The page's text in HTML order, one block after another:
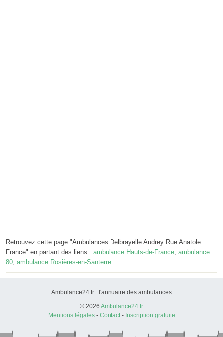
Retrouvez cette page "Ambulances Delbrayelle Audrey Rue Anatole
France" en partant des liens : ambulance Hauts-de-France, ambulance
80, ambulance Rosières-en-Santerre.
Ambulance24.fr : l'annuaire des ambulances
© 2026 Ambulance24.fr
Mentions légales- Contact- Inscription gratuite